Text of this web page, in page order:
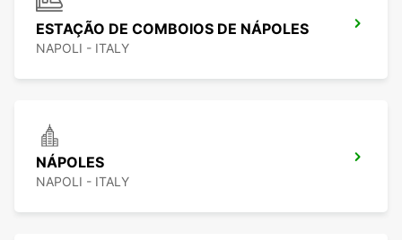
ESTAÇÃO DE COMBOIOS DE NÁPOLES
NAPOLI - ITALY
NÁPOLES
NAPOLI - ITALY